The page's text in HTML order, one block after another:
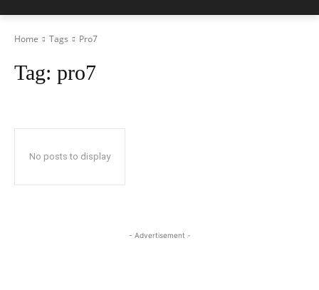
Home Tags Pro7
Tag: pro7
No posts to display
- Advertisement -